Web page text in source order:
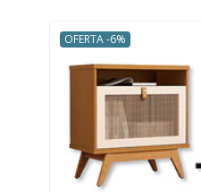
OFERTA -6%